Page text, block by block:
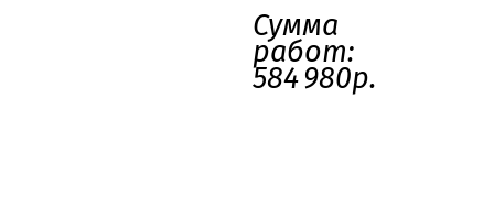
Сумма
работ:
584 980р.